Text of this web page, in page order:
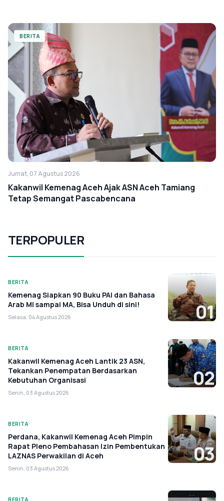
BERITA
Jumat, 07 Agustus 2026
Kakanwil Kemenag Aceh Ajak ASN Aceh Tamiang
Tetap Semangat Pascabencana
TERPOPULER
BERITA
Kemenag Siapkan 90 Buku PAI dan Bahasa
Arab MI sampai MA, Bisa Unduh di sini!
Selasa, 04 Agustus 2026 01
BERITA
Kakanwil Kemenag Aceh Lantik 23 ASN,
Tekankan Penempatan Berdasarkan
Kebutuhan Organisasi
Senin, 03 Agustus 2026
02
BERITA
Perdana, Kakanwil Kemenag Aceh Pimpin
Rapat Pleno Pembahasan Izin Pembentukan
LAZNAS Perwakilan di Aceh
Senin, 03 Agustus 2026
03
BERITA